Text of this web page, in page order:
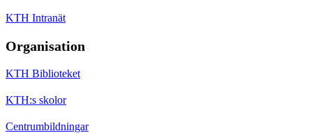
KTH Intranät
Organisation
KTH Biblioteket
KTH:s skolor
Centrumbildningar